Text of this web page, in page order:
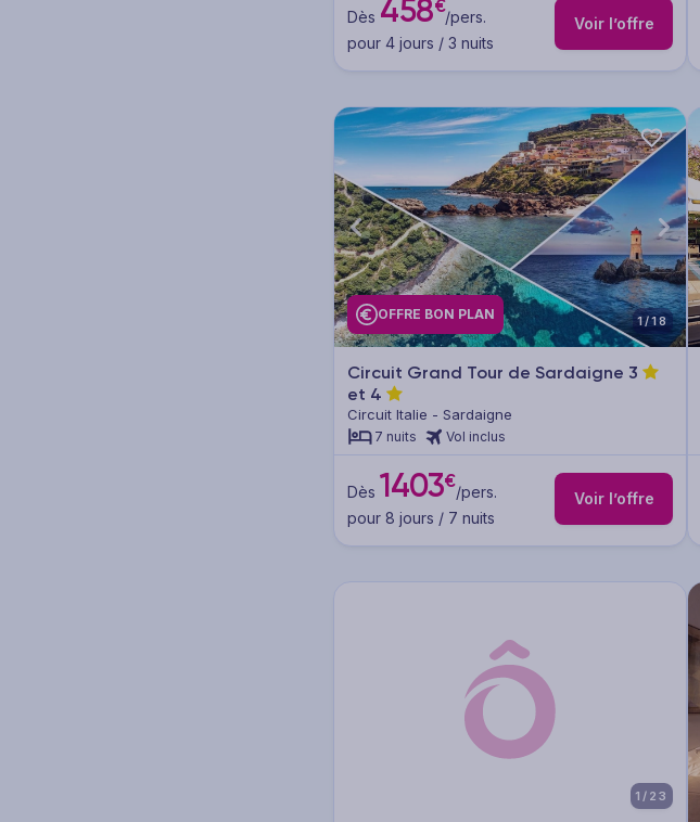
Dès 458€/pers.
pour 4 jours / 3 nuits
Voir l’offre
OFFRE BON PLAN 1/18
Circuit Grand Tour de Sardaigne 3
et 4
Circuit Italie - Sardaigne
7 nuits Vol inclus
Dès 1403€/pers.
pour 8 jours / 7 nuits
Voir l’offre
1/23